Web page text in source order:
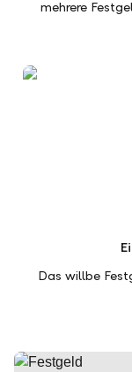
mehrere
Das willbe